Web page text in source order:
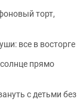
торт,
все в восторге
прямо
с детьми без